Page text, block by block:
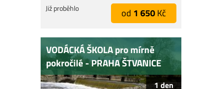
Již proběhlo od 1 650Kč
VODÁCKÁ ŠKOLA pro mírně
pokročilé - PRAHA ŠTVANICE
1 den